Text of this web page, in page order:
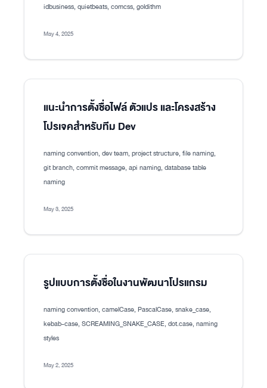
idbusiness, quietbeats, comcss, goldithm
May 4, 2025
แนะนำการตั้งชื่อไฟล์ ตัวแปร และโครงสร้าง
โปรเจคสำหรับทีม Dev
naming convention, dev team, project structure, file naming,
git branch, commit message, api naming, database table
naming
May 3, 2025
รูปแบบการตั้งชื่อในงานพัฒนาโปรแกรม
naming convention, camelCase, PascalCase, snake_case,
kebab-case, SCREAMING_SNAKE_CASE, dot.case, naming
styles
May 2, 2025